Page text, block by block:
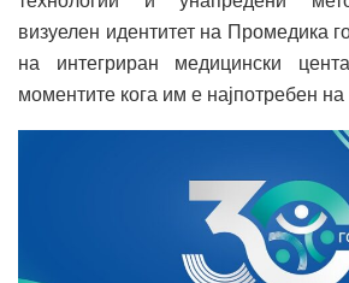
визуелен идентитет на Промедика
на интегриран медицински
моментите кога им е најпотребен на